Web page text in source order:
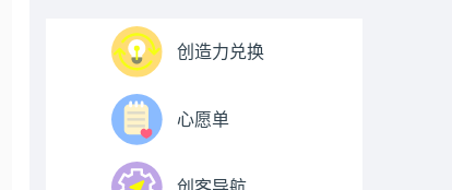
创造力兑换
心愿单